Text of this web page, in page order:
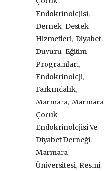
Endokrinolojisi,
Dernek, Destek
Hizmetleri, Diyabet,
Duyuru, Eğitim
Programları,
Endokrinoloji,
Farkındalık,
Marmara, Marmara
Çocuk
Endokrinolojisi Ve
Diyabet Derneği,
Marmara
Üniversitesi, Resmi,